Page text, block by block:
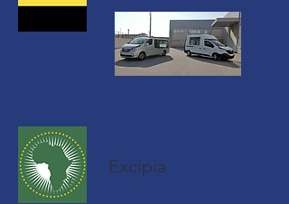
Excipia